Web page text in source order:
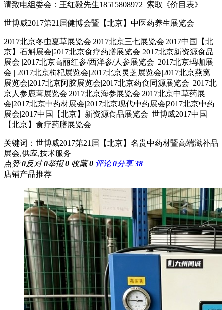
请致电组委会： 王红毅先生18515808972 索取《价目表》
世博威2017第21 届健博会暨【北京】中医药养生展览会
2017北京冬虫夏草展览会|2017北京三七展览会|2017中国【北
京】石斛展会|2017北京食疗药膳展览会 2017北京新资源食品
展会 |2017北京高丽红参/西洋参/人参展览会 |2017北京玛咖展
会 | 2017北京枸杞展览会|2017北京灵芝展览会|2017北京燕窝
展览会|2017北京阿胶展览会|2017北京药食同源展览会| 2017北
京人参鹿茸展览会|2017北京海参展览会|2017北京中草药展
会|2017北京中药材展会|2017北京现代中药展会|2017北京中药
展会|2017中国【北京】新资源食品展览会 |世博威2017中国
【北京】食疗药膳展览会|
关键词：世博威2017第21届【北京】名贵中药材暨高端滋补品
展会,供应,技术服务
点赞0反对0举报0 收藏0 评论0分享38
店铺产品推荐